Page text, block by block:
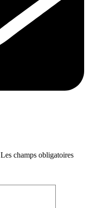
Les champs obligatoires